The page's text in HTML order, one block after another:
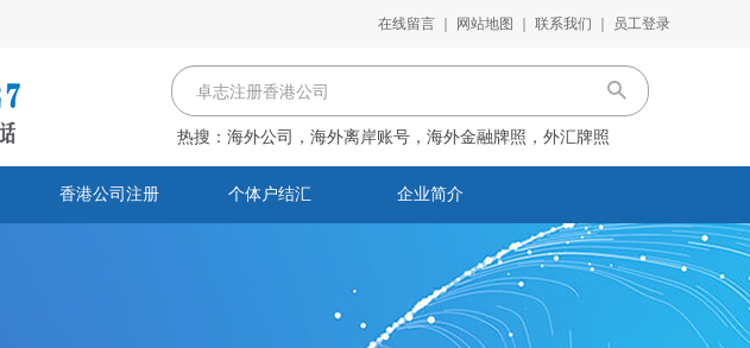
在线留言 网站地图 联系我们 员工登录
热搜： 海外公司，海外离岸账号，海外金融牌照，外汇牌照
香港公司注册 个体户结汇 企业简介